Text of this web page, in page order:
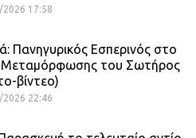
17:58
Πανηγυρικός Εσπερινός στο
του Σωτήρος
βίντεο)
22:46